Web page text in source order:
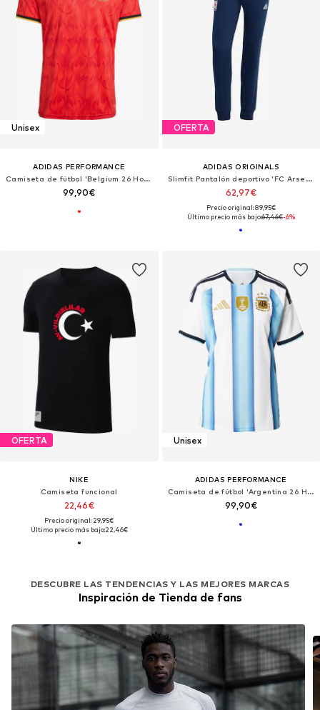
Unisex
ADIDAS PERFORMANCE
Camiseta de fútbol 'Belgium 26 Home'
99,90€
OFERTA
ADIDAS ORIGINALS
Slimfit Pantalón deportivo 'FC Arsenal'
62,97€
Precio original: 89,95€
Último precio más bajo:67,46€-6%
OFERTA
NIKE
Camiseta funcional
22,46€
Precio original: 29,95€
Último precio más bajo:22,46€
Unisex
ADIDAS PERFORMANCE
Camiseta de fútbol 'Argentina 26 Home'
99,90€
DESCUBRE LAS TENDENCIAS Y LAS MEJORES MARCAS
Inspiración de Tienda de fans